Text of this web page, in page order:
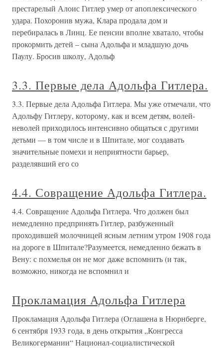
престарелый Алоис Гитлер умер от апоплексического
удара. Похоронив мужа, Клара продала дом и
перебиралась в Линц. Ее пенсии вполне хватало, чтобы
прокормить детей – сына Адольфа и младшую дочь
Паулу. Бросив школу, Адольф
3.3. Первые дела Адольфа Гитлера.
3.3. Первые дела Адольфа Гитлера. Мы уже отмечали, что
Адольфу Гитлеру, которому, как и всем детям, волей-
неволей приходилось интенсивно общаться с другими
детьми — в том числе и в Шпитале, мог создавать
значительные помехи и неприятности барьер,
разделявший его со
4.4. Совращение Адольфа Гитлера.
4.4. Совращение Адольфа Гитлера. Что должен был
немедленно предпринять Гитлер, разбуженный
проходившей молочницей ясным летним утром 1908 года
на дороге в Шпитале?Разумеется, немедленно бежать в
Вену: с похмелья он не мог даже вспомнить (и так,
возможно, никогда не вспомнил и
Прокламация Адольфа Гитлера
Прокламация Адольфа Гитлера (Оглашена в Нюрнберге,
6 сентября 1933 года, в день открытия „Конгресса
Великогермании“ Национал-социалистической